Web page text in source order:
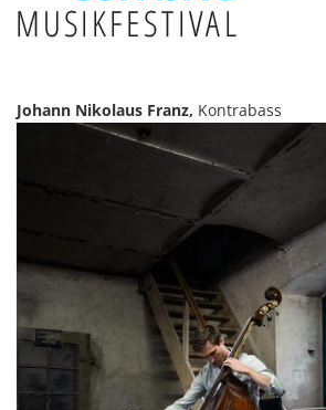
Johann Nikolaus Franz, Kontrabass